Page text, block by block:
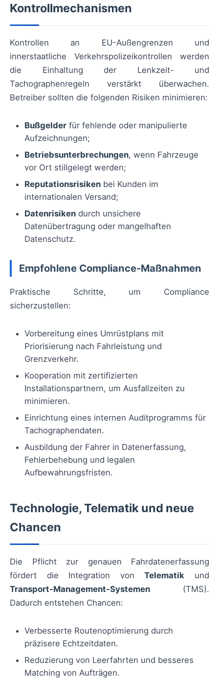
Kontrollmechanismen
Kontrollen an EU-Außengrenzen und
innerstaatliche Verkehrspolizeikontrollen werden
die Einhaltung der Lenkzeit- und
Tachographenregeln verstärkt überwachen.
Betreiber sollten die folgenden Risiken minimieren:
Bußgelder für fehlende oder manipulierte
Aufzeichnungen;
Betriebsunterbrechungen, wenn Fahrzeuge
vor Ort stillgelegt werden;
Reputationsrisiken bei Kunden im
internationalen Versand;
Datenrisiken durch unsichere
Datenübertragung oder mangelhaften
Datenschutz.
Empfohlene Compliance-Maßnahmen
Praktische Schritte, um Compliance
sicherzustellen:
Vorbereitung eines Umrüstplans mit
Priorisierung nach Fahrleistung und
Grenzverkehr.
Kooperation mit zertifizierten
Installationspartnern, um Ausfallzeiten zu
minimieren.
Einrichtung eines internen Auditprogramms für
Tachographendaten.
Ausbildung der Fahrer in Datenerfassung,
Fehlerbehebung und legalen
Aufbewahrungsfristen.
Technologie, Telematik und neue
Chancen
Die Pflicht zur genauen Fahrdatenerfassung
fördert die Integration vonTelematik und
Transport-Management-Systemen (TMS).
Dadurch entstehen Chancen:
Verbesserte Routenoptimierung durch
präzisere Echtzeitdaten.
Reduzierung von Leerfahrten und besseres
Matching von Aufträgen.